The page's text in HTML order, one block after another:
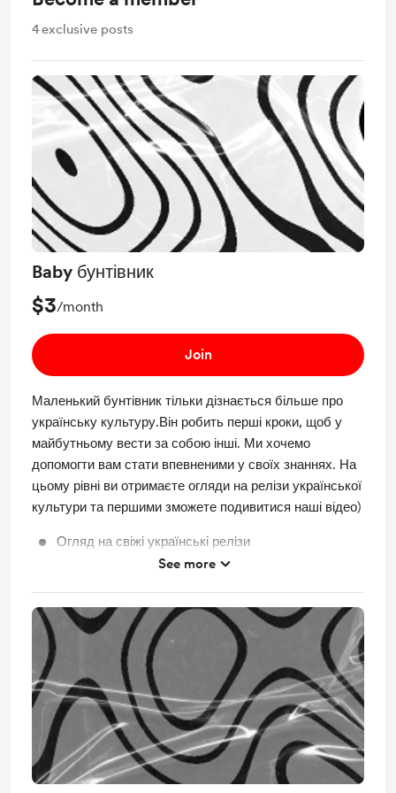
4exclusive posts
Baby бунтівник
$3/month
Join
Маленький бунтівник тільки дізнається більше про
українську культуру.Він робить перші кроки, щоб у
майбутньому вести за собою інші. Ми хочемо
допомогти вам стати впевненими у своїх знаннях. На
цьому рівні ви отримаєте огляди на релізи української
культури та першими зможете подивитися наші відео)
Огляд на свіжі українські релізи
Ранній доступ до відео на YouTube
See more